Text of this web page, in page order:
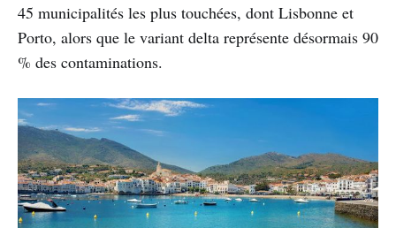
45 municipalités les plus touchées, dont Lisbonne et
Porto, alors que le variant delta représente désormais 90
% des contaminations.